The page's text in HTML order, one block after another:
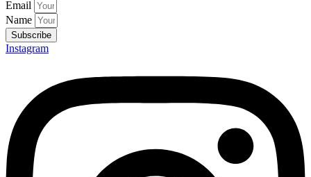
Email
Name
Subscribe
Instagram